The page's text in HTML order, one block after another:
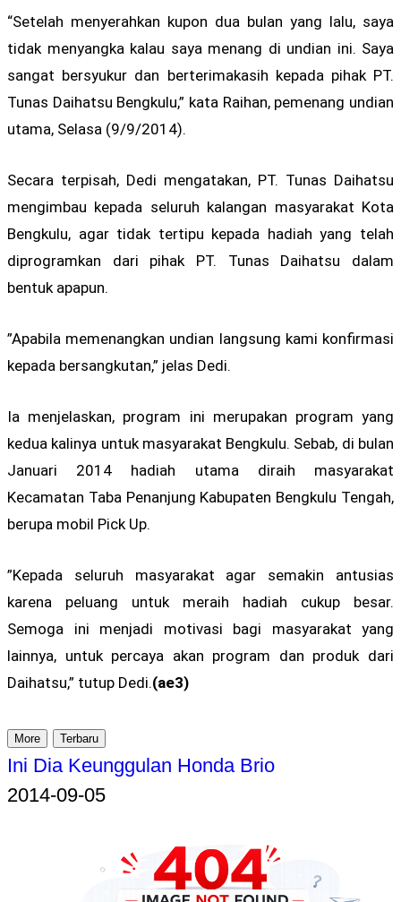
“Setelah menyerahkan kupon dua bulan yang lalu, saya
tidak menyangka kalau saya menang di undian ini. Saya
sangat bersyukur dan berterimakasih kepada pihak PT.
Tunas Daihatsu Bengkulu,” kata Raihan, pemenang undian
utama, Selasa (9/9/2014).
Secara terpisah, Dedi mengatakan, PT. Tunas Daihatsu
mengimbau kepada seluruh kalangan masyarakat Kota
Bengkulu, agar tidak tertipu kepada hadiah yang telah
diprogramkan dari pihak PT. Tunas Daihatsu dalam
bentuk apapun.
”Apabila memenangkan undian langsung kami konfirmasi
kepada bersangkutan,” jelas Dedi.
Ia menjelaskan, program ini merupakan program yang
kedua kalinya untuk masyarakat Bengkulu. Sebab, di bulan
Januari 2014 hadiah utama diraih masyarakat
Kecamatan Taba Penanjung Kabupaten Bengkulu Tengah,
berupa mobil Pick Up.
”Kepada seluruh masyarakat agar semakin antusias
karena peluang untuk meraih hadiah cukup besar.
Semoga ini menjadi motivasi bagi masyarakat yang
lainnya, untuk percaya akan program dan produk dari
Daihatsu,” tutup Dedi.(ae3)
More Terbaru
Ini Dia Keunggulan Honda Brio
2014-09-05